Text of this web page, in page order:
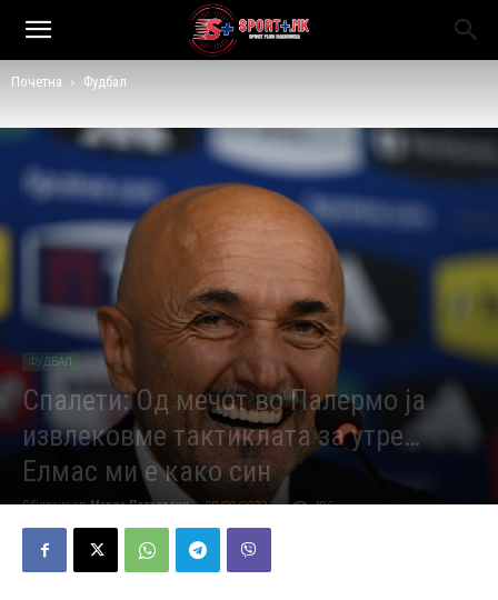
Почетна Фудбал
ФУДБАЛ
Спалети: Од мечот во Палермо ја
извлековме тактиклата за утре…
Елмас ми е како син
Објавено од Марио Петровски - 08/09/2023 486